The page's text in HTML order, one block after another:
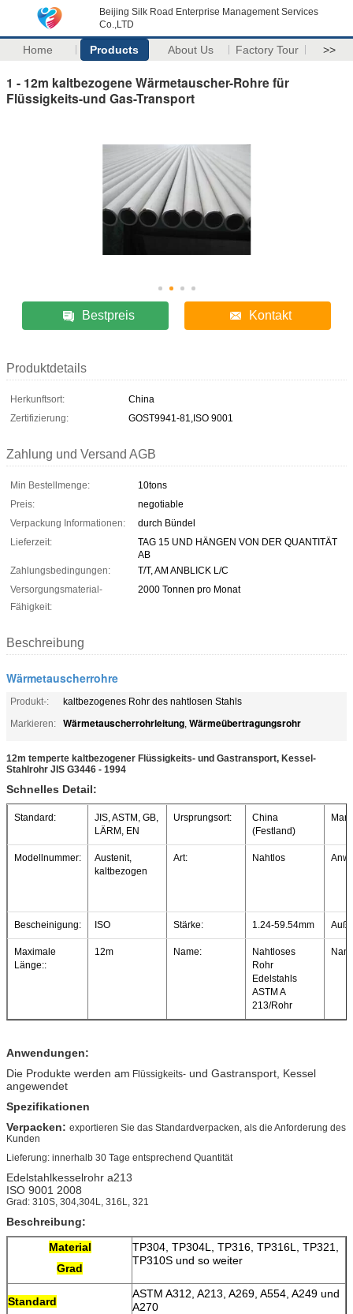
Beijing Silk Road Enterprise Management Services
Co.,LTD
Home Products About Us Factory Tour >>
1 - 12m kaltbezogene Wärmetauscher-Rohre für
Flüssigkeits-und Gas-Transport
Bestpreis Kontakt
Produktdetails
Herkunftsort:
China
Zertifizierung:
GOST9941-81,ISO 9001
Zahlung und Versand AGB
Min Bestellmenge:
10tons
Preis:
negotiable
Verpackung Informationen:
durch Bündel
Lieferzeit:
TAG 15 UND HÄNGEN VON DER QUANTITÄT
AB
Zahlungsbedingungen:
T/T, AM ANBLICK L/C
Versorgungsmaterial-
Fähigkeit:
2000 Tonnen pro Monat
Beschreibung
Wärmetauscherrohre
Produkt-:
kaltbezogenes Rohr des nahtlosen Stahls
Markieren:
Wärmetauscherrohrleitung, Wärmeübertragungsrohr
12m temperte kaltbezogener Flüssigkeits- und Gastransport, Kessel-
Stahlrohr JIS G3446 - 1994
Schnelles Detail:
Standard:
JIS, ASTM, GB,
LÄRM, EN
Ursprungsort:
China
(Festland)
Modellnummer:
Austenit,
kaltbezogen
Art: Nahtlos
Bescheinigung: ISO Stärke: 1.24-59.54mm
Maximale
Länge::
12m Name:
Nahtloses
Rohr
Edelstahls
ASTM A
213/Rohr
Anwendungen:
Die Produkte werden am Flüssigkeits- und Gastransport, Kessel
angewendet
Spezifikationen
Verpacken: exportieren Sie das Standardverpacken, als die Anforderung des
Kunden
Lieferung: innerhalb 30 Tage entsprechend Quantität
Edelstahlkesselrohr a213
ISO 9001 2008
Grad: 310S, 304,304L, 316L, 321
Beschreibung:
Material
Grad
TP304, TP304L, TP316, TP316L, TP321,
TP310S und so weiter
Standard
ASTM A312, A213, A269, A554, A249 und
A270